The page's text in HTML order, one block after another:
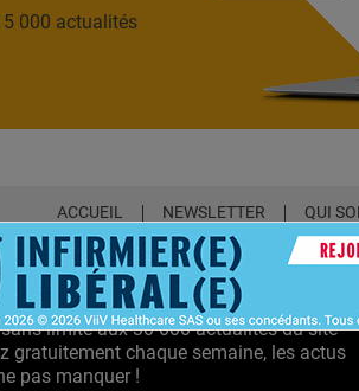
000 actualités
ACCUEIL NEWSLETTER QUI
PREMIUM
limite aux 30 000 actualités du site
gratuitement chaque semaine, les actus
pas manquer !